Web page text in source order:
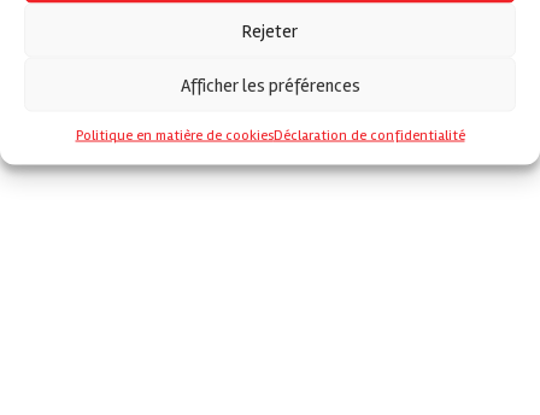
Rejeter
Afficher les préférences
Politique en matière de cookiesDéclaration de confidentialité